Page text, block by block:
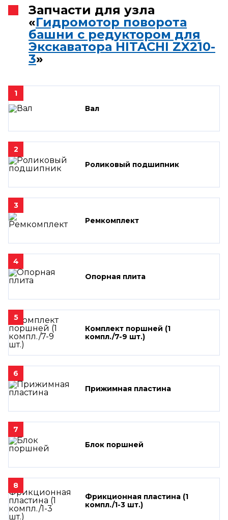
Запчасти для узла
«Гидромотор поворота
башни с редуктором для
Экскаватора HITACHI ZX210-
3»
1
Вал
2
Роликовый подшипник
3
Ремкомплект
4
Опорная плита
5
Комплект поршней (1
компл./7-9 шт.)
6
Прижимная пластина
7
Блок поршней
8
Фрикционная пластина (1
компл./1-3 шт.)